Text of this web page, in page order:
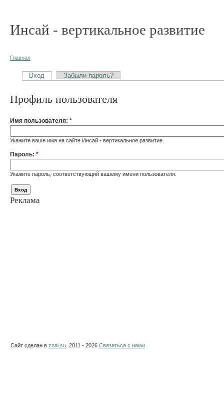
Инсай - вертикальное развитие
Главная
Вход Забыли пароль?
Профиль пользователя
Имя пользователя: *
Укажите ваше имя на сайте Инсай - вертикальное развитие.
Пароль: *
Укажите пароль, соответствующий вашему имени пользователя.
Реклама
Сайт сделан в znai.su . 2011 - 2026 Связаться с нами